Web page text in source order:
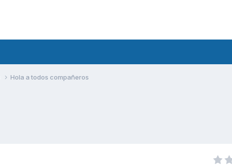
Hola a todos compañeros